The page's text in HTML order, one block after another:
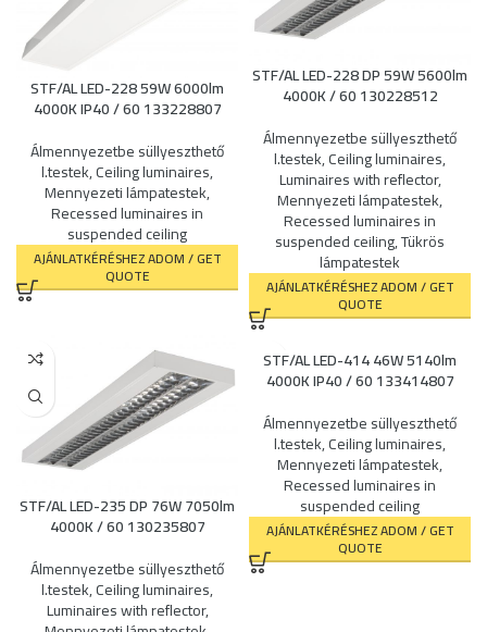
STF/AL LED-228 59W 6000lm
4000K IP40 / 60 133228807
Álmennyezetbe süllyeszthető
l.testek,Ceiling luminaires,
Mennyezeti lámpatestek,
Recessed luminaires in
suspended ceiling
AJÁNLATKÉRÉSHEZ ADOM / GET
QUOTE
STF/AL LED-228 DP 59W 5600lm
4000K / 60 130228512
Álmennyezetbe süllyeszthető
l.testek,Ceiling luminaires,
Luminaires with reflector,
Mennyezeti lámpatestek,
Recessed luminaires in
suspended ceiling,Tükrös
lámpatestek
AJÁNLATKÉRÉSHEZ ADOM / GET
QUOTE
STF/AL LED-235 DP 76W 7050lm
4000K / 60 130235807
Álmennyezetbe süllyeszthető
l.testek,Ceiling luminaires,
Luminaires with reflector,
STF/AL LED-414 46W 5140lm
4000K IP40 / 60 133414807
Álmennyezetbe süllyeszthető
l.testek,Ceiling luminaires,
Mennyezeti lámpatestek,
Recessed luminaires in
suspended ceiling
AJÁNLATKÉRÉSHEZ ADOM / GET
QUOTE